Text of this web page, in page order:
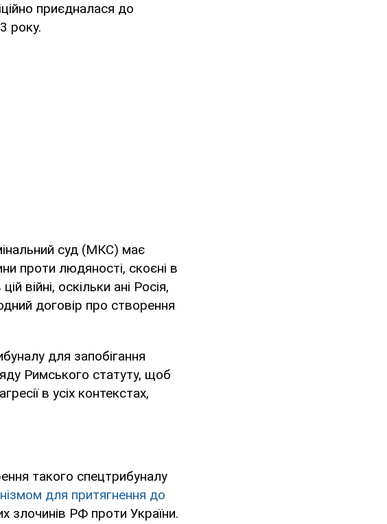
приєдналася до
року.
суд (МКС) має
проти людяності, скоєні в
війні, оскільки ані Росія,
договір про створення
для запобігання
Римського статуту, щоб
в усіх контекстах,
такого спецтрибуналу
для притягнення до
злочинів РФ проти України.